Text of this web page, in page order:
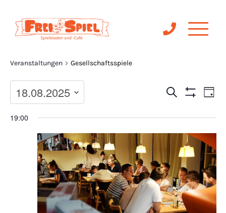
Gesellschaftsspiele
Veranstaltungen Gesellschaftsspiele
Suche
und
Suche
Tag
18.08.2025
19:00